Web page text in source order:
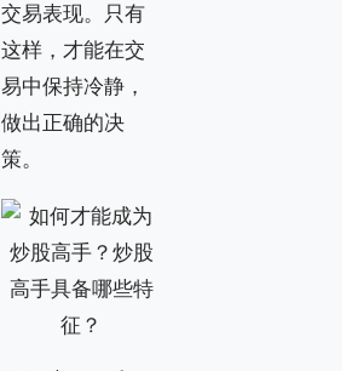
交易表现。只有
这样，才能在交
易中保持冷静，
做出正确的决
策。